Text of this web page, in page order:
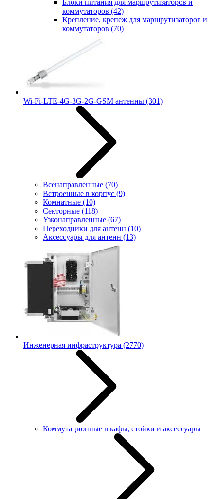
Блоки питания для маршрутизаторов и
коммутаторов (42)
Крепление, крепеж для маршрутизаторов и
коммутаторов (70)
Wi-Fi-LTE-4G-3G-2G-GSM антенны (301)
Всенаправленные (70)
Встроенные в корпус (9)
Комнатные (10)
Секторные (118)
Узконаправленные (67)
Переходники для антенн (10)
Аксессуары для антенн (13)
Инженерная инфраструктура (2770)
Коммутационные шкафы, стойки и аксессуары